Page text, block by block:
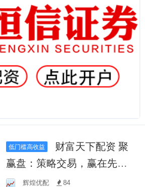
低门槛高收益
赢盘：策略交易，赢在先
机！辉煌优配 84